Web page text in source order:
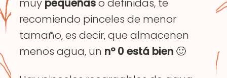
muy pequeñaso definidas, te
recomiendo pinceles de menor
tamaño, es decir, que almacenen
menos agua, un nº 0 está bien 🙂